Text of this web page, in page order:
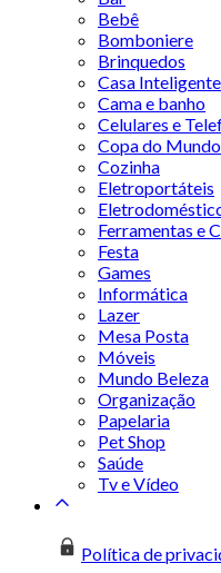
Bebê
Bomboniere
Brinquedos
Casa Inteligente
Cama e banho
Celulares e
Copa do
Cozinha
Eletroportáteis
Ferramentas e
Festa
Games
Informática
Lazer
Mesa Posta
Móveis
Mundo Beleza
Organização
Papelaria
Pet Shop
Saúde
Tv e Vídeo
Política de